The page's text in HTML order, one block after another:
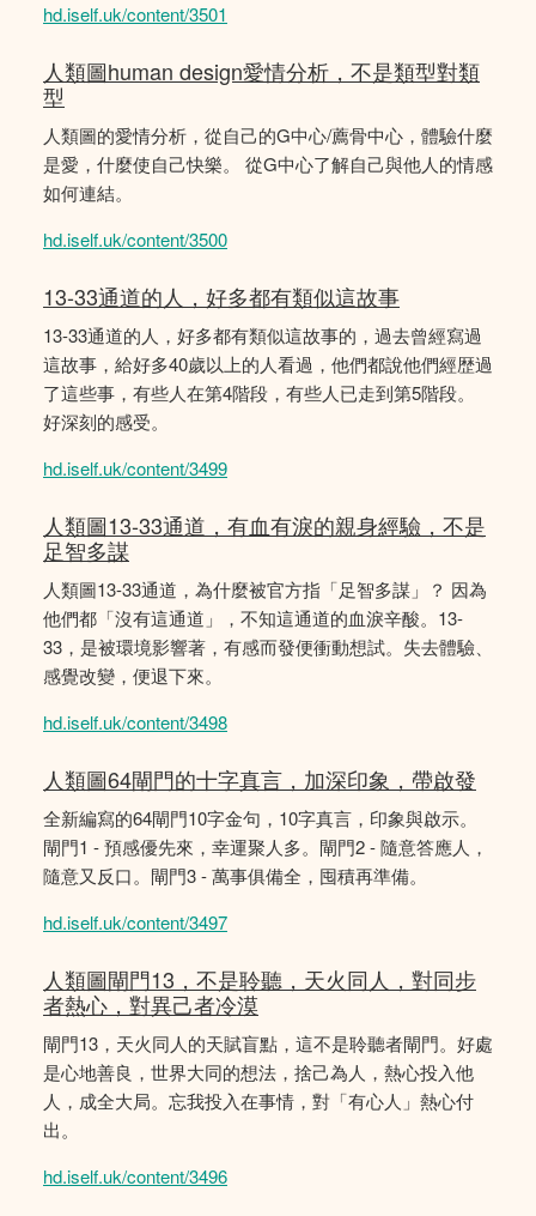
hd.iself.uk/content/3501
人類圖human design愛情分析，不是類型對類
型
人類圖的愛情分析，從自己的G中心/薦骨中心，體驗什麼
是愛，什麼使自己快樂。 從G中心了解自己與他人的情感
如何連結。
hd.iself.uk/content/3500
13-33通道的人，好多都有類似這故事
13-33通道的人，好多都有類似這故事的，過去曾經寫過
這故事，給好多40歲以上的人看過，他們都說他們經歴過
了這些事，有些人在第4階段，有些人已走到第5階段。
好深刻的感受。
hd.iself.uk/content/3499
人類圖13-33通道，有血有淚的親身經驗，不是
足智多謀
人類圖13-33通道，為什麼被官方指「足智多謀」？ 因為
他們都「沒有這通道」，不知這通道的血淚辛酸。13-
33，是被環境影響著，有感而發便衝動想試。失去體驗、
感覺改變，便退下來。
hd.iself.uk/content/3498
人類圖64閘門的十字真言，加深印象，帶啟發
全新編寫的64閘門10字金句，10字真言，印象與啟示。
閘門1 - 預感優先來，幸運聚人多。閘門2 - 隨意答應人，
隨意又反口。閘門3 - 萬事俱備全，囤積再準備。
hd.iself.uk/content/3497
人類圖閘門13，不是聆聽，天火同人，對同步
者熱心，對異己者冷漠
閘門13，天火同人的天賦盲點，這不是聆聽者閘門。好處
是心地善良，世界大同的想法，捨己為人，熱心投入他
人，成全大局。忘我投入在事情，對「有心人」熱心付
出。
hd.iself.uk/content/3496